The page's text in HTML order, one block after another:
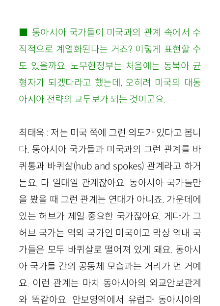
■ 동아시아 국가들이 미국과의 관계 속에서 수
직적으로 계열화된다는 거죠? 이렇게 표현할 수
도 있을까요. 노무현정부는 처음에는 동북아 균
형자가 되겠다라고 했는데, 오히려 미국의 대동
아시아 전략의 교두보가 되는 것이군요.
최태욱 : 저는 미국 쪽에 그런 의도가 있다고 봅니
다. 동아시아 국가들과 미국과의 그런 관계를 바
퀴통과 바퀴살(hub and spokes) 관계라고 하거
든요. 다 일대일 관계잖아요. 동아시아 국가들만
을 봤을 때 그런 관계는 연대가 아니죠. 가운데에
있는 허브가 제일 중요한 국가잖아요. 게다가 그
허브 국가는 역외 국가인 미국이고 막상 역내 국
가들은 모두 바퀴살로 떨어져 있게 돼요. 동아시
아 국가들 간의 공동체 모습과는 거리가 먼 거예
요. 이런 관계는 마치 동아시아의 외교안보관계
와 똑같아요. 안보영역에서 유럽과 동아시아의